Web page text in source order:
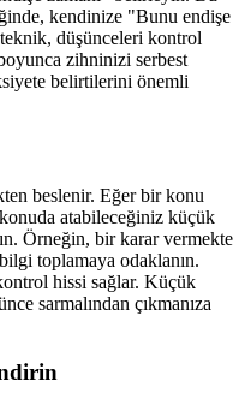
kendinize "Bunu endişe
düşünceleri kontrol
zihninizi serbest
belirtilerini önemli
beslenir. Eğer bir konu
atabileceğiniz küçük
Örneğin, bir karar vermekte
toplamaya odaklanın.
hissi sağlar. Küçük
sarmalından çıkmanıza